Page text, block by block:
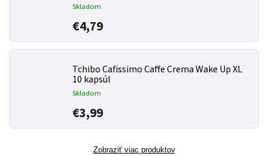
Skladom
€4,79
Tchibo Cafissimo Caffe Crema Wake Up XL
10 kapsúl
Skladom
€3,99
Zobraziť viac produktov